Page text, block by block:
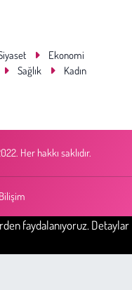
Ekonomi
Sağlık
Kadın
Her hakkı saklıdır.
faydalanıyoruz. Detaylar